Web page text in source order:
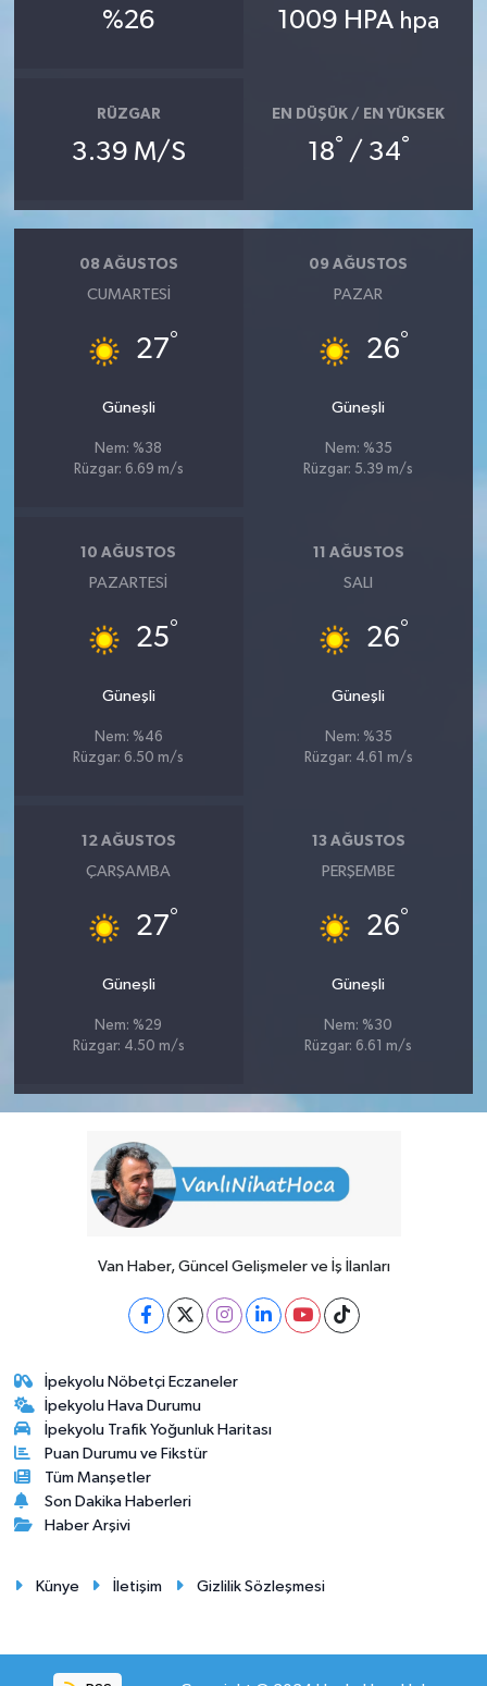
%26 1009 HPA hpa
RÜZGAR
3.39 M/S
EN DÜŞÜK / EN YÜKSEK
18° / 34°
08 AĞUSTOS
CUMARTESI
27°
Güneşli
Nem: %38
Rüzgar: 6.69 m/s
09 AĞUSTOS
PAZAR
26°
Güneşli
Nem: %35
Rüzgar: 5.39 m/s
10 AĞUSTOS
PAZARTESI
25°
Güneşli
Nem: %46
Rüzgar: 6.50 m/s
11 AĞUSTOS
SALI
26°
Güneşli
Nem: %35
Rüzgar: 4.61 m/s
12 AĞUSTOS
ÇARŞAMBA
27°
Güneşli
Nem: %29
Rüzgar: 4.50 m/s
13 AĞUSTOS
PERŞEMBE
26°
Güneşli
Nem: %30
Rüzgar: 6.61 m/s
Van Haber, Güncel Gelişmeler ve İş İlanları
İpekyolu Nöbetçi Eczaneler
İpekyolu Hava Durumu
İpekyolu Trafik Yoğunluk Haritası
Puan Durumu ve Fikstür
Tüm Manşetler
Son Dakika Haberleri
Haber Arşivi
Künye İletişim Gizlilik Sözleşmesi